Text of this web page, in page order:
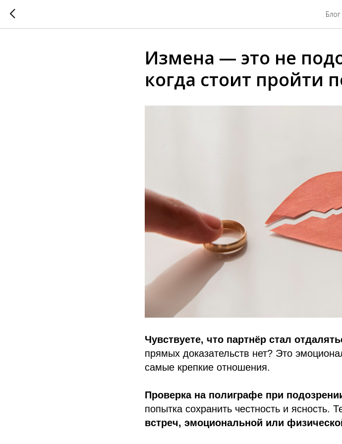
Блог
Измена — это не
когда стоит пройти
Чувствуете, что партнёр стал
прямых доказательств нет? Это
самые крепкие отношения.
Проверка на полиграфе при
попытка сохранить честность и ясность.
встреч, эмоциональной или